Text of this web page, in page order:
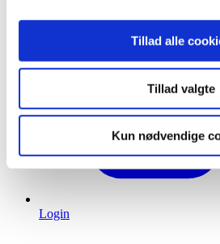
Tillad alle
Tillad valgte
Kun nødvendige
Login